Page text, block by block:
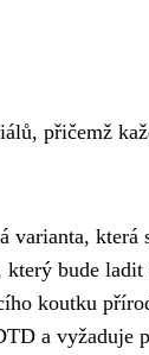
přičemž
varianta,
bude
koutku
a vyžaduje